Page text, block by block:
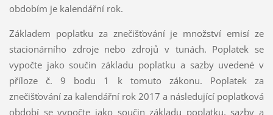
obdobím je kalendářní rok.
Základem poplatku za znečišťování je množství emisí ze
stacionárního zdroje nebo zdrojů v tunách. Poplatek se
vypočte jako součin základu poplatku a sazby uvedené v
příloze č. 9 bodu 1 k tomuto zákonu. Poplatek za
znečišťování za kalendářní rok 2017 a následující poplatková
období se vypočte jako součin základu poplatku, sazby a